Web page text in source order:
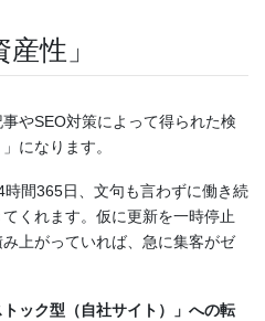
性」
やSEO対策によって得られた検
になります。
間365日、文句も言わずに働き続
くれます。仮に更新を一時停止
上がっていれば、急に集客がゼ
トック型（自社サイト）」への転